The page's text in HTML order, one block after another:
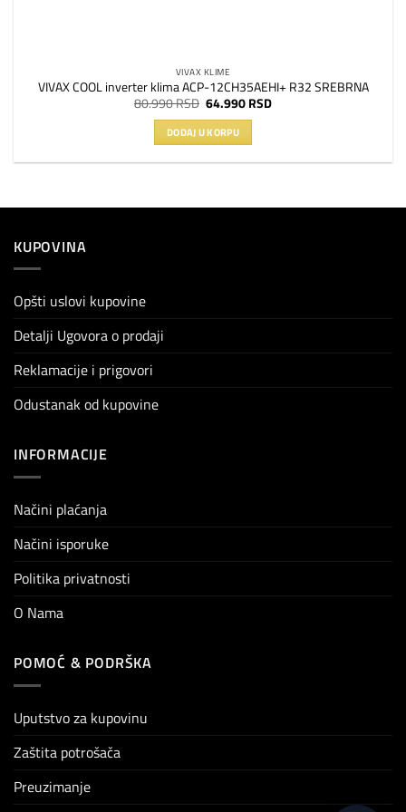
VIVAX KLIME
VIVAX COOL inverter klima ACP-12CH35AEHI+ R32 SREBRNA
80.990RSD Originalna
cena
je
bila:
80.990 RSD.
64.990 RSDTrenutna
DODAJ U KORPU
KUPOVINA
Opšti uslovi kupovine
Detalji Ugovora o prodaji
Reklamacije i prigovori
Odustanak od kupovine
INFORMACIJE
Načini plaćanja
Načini isporuke
Politika privatnosti
O Nama
POMOĆ & PODRŠKA
Uputstvo za kupovinu
Zaštita potrošača
Preuzimanje